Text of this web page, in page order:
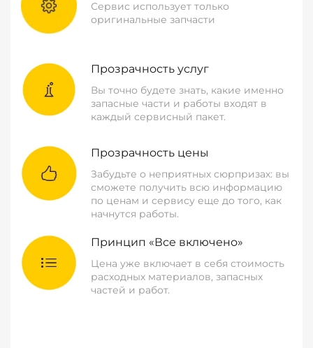
Сервис использует только
оригинальные запчасти
Прозрачность услуг
Вы точно будете знать, какие именно
запасные части и работы входят в
каждый сервисный пакет.
Прозрачность цены
Забудьте о неприятных сюрпризах: вы
сможете получить всю информацию
по ценам и сервису еще до того, как
начнутся работы.
Принцип «Все включено»
Цена уже включает в себя стоимость
расходных материалов, запасных
частей и работ.